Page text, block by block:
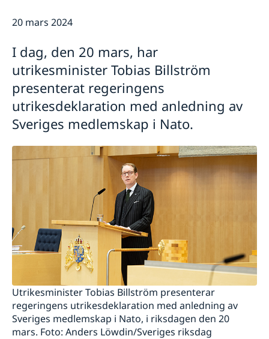
20 mars 2024
I dag, den 20 mars, har
utrikesminister Tobias Billström
presenterat regeringens
utrikesdeklaration med anledning av
Sveriges medlemskap i Nato.
Utrikesminister Tobias Billström presenterar
regeringens utrikesdeklaration med anledning av
Sveriges medlemskap i Nato, i riksdagen den 20
mars. Foto: Anders Löwdin/Sveriges riksdag